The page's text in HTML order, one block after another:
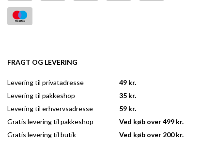
FRAGT OG LEVERING
Levering til privatadresse
Levering til pakkeshop
Levering til erhvervsadresse
Gratis levering til pakkeshop
Gratis levering til butik
49 kr.
35 kr.
59 kr.
Ved køb over 499 kr.
Ved køb over 200 kr.